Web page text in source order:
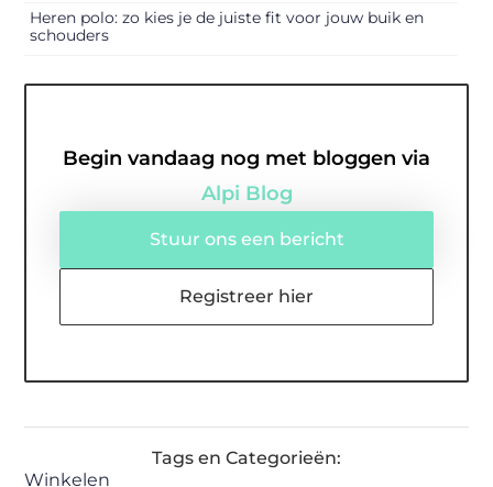
Heren polo: zo kies je de juiste fit voor jouw buik en
schouders
Begin vandaag nog met bloggen via
Alpi Blog
Stuur ons een bericht
Registreer hier
Tags en Categorieën:
Winkelen